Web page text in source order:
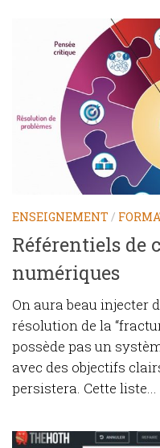
ENSEIGNEMENT /
Référentiels de
numériques
On aura beau injecter
résolution de la
possède pas un
avec des objectifs
persistera. Cette liste...